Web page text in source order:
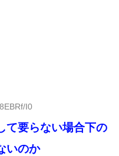
I0
て要らない場合下の
いのか